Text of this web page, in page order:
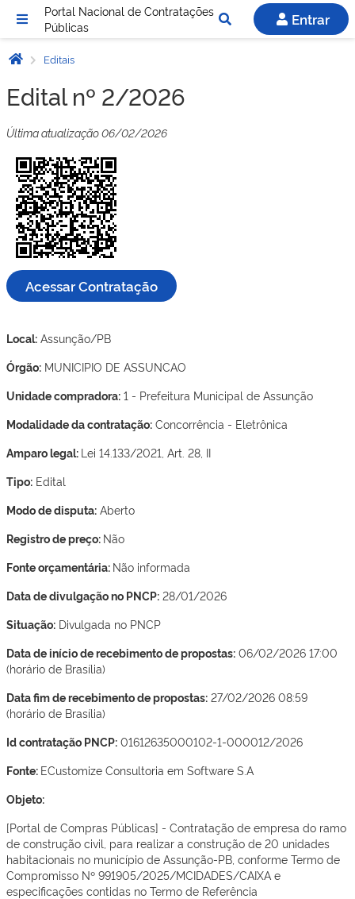
Portal Nacional de Contratações
Públicas
Entrar
Editais
Edital nº 2/2026
Última atualização 06/02/2026
Acessar Contratação
Local: Assunção/PB
Órgão: MUNICIPIO DE ASSUNCAO
Unidade compradora: 1 - Prefeitura Municipal de Assunção
Modalidade da contratação: Concorrência - Eletrônica
Amparo legal: Lei 14.133/2021, Art. 28, II
Tipo: Edital
Modo de disputa: Aberto
Registro de preço: Não
Fonte orçamentária: Não informada
Data de divulgação no PNCP: 28/01/2026
Situação: Divulgada no PNCP
Data de início de recebimento de propostas: 06/02/2026 17:00
(horário de Brasília)
Data fim de recebimento de propostas: 27/02/2026 08:59
(horário de Brasília)
Id contratação PNCP: 01612635000102-1-000012/2026
Fonte: ECustomize Consultoria em Software S.A
Objeto:
[Portal de Compras Públicas] - Contratação de empresa do ramo
de construção civil, para realizar a construção de 20 unidades
habitacionais no município de Assunção-PB, conforme Termo de
Compromisso Nº 991905/2025/MCIDADES/CAIXA e
especificações contidas no Termo de Referência